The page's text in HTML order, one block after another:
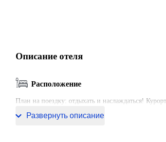
Описание отеля
Расположение
План на поездку: отдыхать и наслаждаться!
Развернуть описание